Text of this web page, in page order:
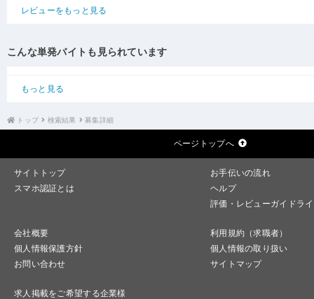
レビューをもっと見る
こんな単発バイトも見られています
もっと見る
トップ 検索結果 募集詳細
ページトップへ
サイトトップ
お手伝いの流れ
スマホ認証とは
ヘルプ
評価・レビューガイドラ
会社概要
利用規約（求職者）
個人情報保護方針
個人情報の取り扱い
お問い合わせ
サイトマップ
求人掲載をご希望する企業様